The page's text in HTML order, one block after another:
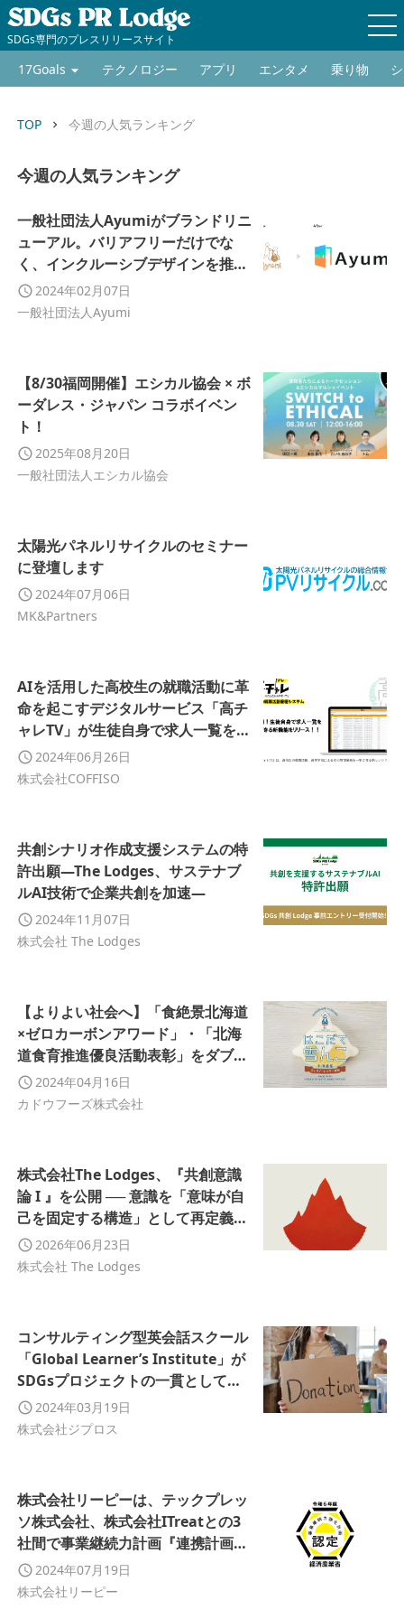
SDGs専門のプレスリリースサイト
17Goals テクノロジー アプリ エンタメ 乗り物
TOP keyboard_arrow_right 今週の人気ランキング
今週の人気ランキング
一般社団法人Ayumiがブランドリニ
ューアル。バリアフリーだけでな
く、インクルーシブデザインを推進
する決意を表明。
2024年02月07日
一般社団法人Ayumi
【8/30福岡開催】エシカル協会 × ボ
ーダレス・ジャパン コラボイベン
ト！
2025年08月20日
一般社団法人エシカル協会
太陽光パネルリサイクルのセミナー
に登壇します
2024年07月06日
MK&Partners
AIを活用した高校生の就職活動に革
命を起こすデジタルサービス「高チ
ャレTV」が生徒自身で求人一覧を作
成できる新機能をリリース！！
2024年06月26日
株式会社COFFISO
共創シナリオ作成支援システムの特
許出願—The Lodges、サステナブ
ルAI技術で企業共創を加速—
2024年11月07日
株式会社 The Lodges
【よりよい社会へ】「食絶景北海道
×ゼロカーボンアワード」・「北海
道食育推進優良活動表彰」をダブル
受賞2024年04月16日
カドウフーズ株式会社
株式会社The Lodges、『共創意識
論 I 』を公開 ── 意識を「意味が自
己を固定する構造」として再定義す
る新たな理論フレームを提示
2026年06月23日
株式会社 The Lodges
コンサルティング型英会話スクール
「Global Learner’s Institute」が
SDGsプロジェクトの一貫としてフ
ィリピンの孤児院へドネーション(寄
付)を行いました。
2024年03月19日
株式会社ジプロス
株式会社リーピーは、テックプレッ
ソ株式会社、株式会社ITreatとの3
社間で事業継続力計画『連携計画』
を策定。経済産業省の認定を取得い
たしました。
2024年07月19日
株式会社リーピー